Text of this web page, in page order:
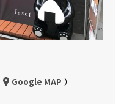
Google MAP ）